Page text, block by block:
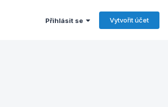
Přihlásit se Vytvořit účet